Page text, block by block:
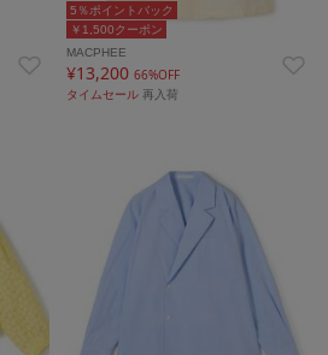
￥1,500クーポン
5％ポイントバック
MACPHEE
¥13,20066%OFF
タイムセール再入荷